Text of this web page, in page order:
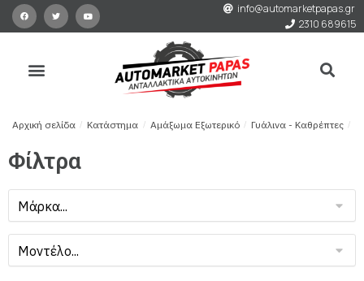
info@automarketpapas.gr
2310 689615
Αρχική σελίδα / Κατάστημα / Αμάξωμα Εξωτερικό / Γυάλινα - Καθρέπτες /
Φίλτρα